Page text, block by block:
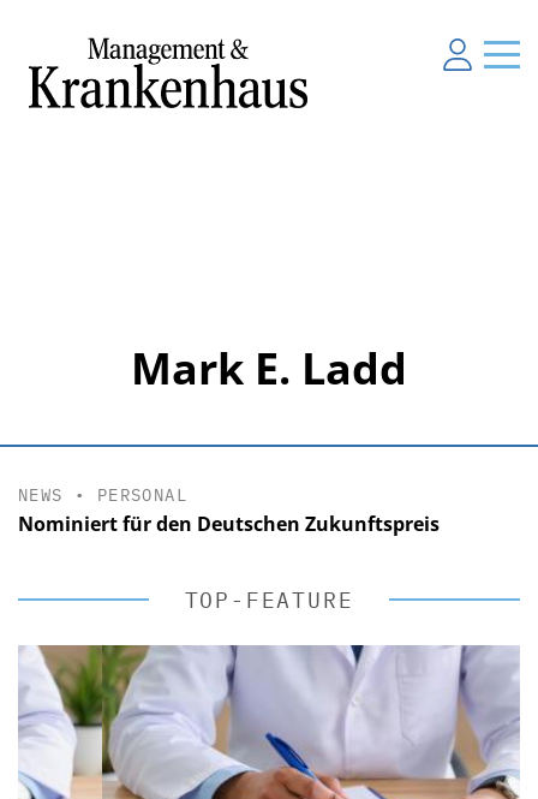
Mark E. Ladd
NEWS • PERSONAL
Nominiert für den Deutschen Zukunftspreis
TOP-FEATURE